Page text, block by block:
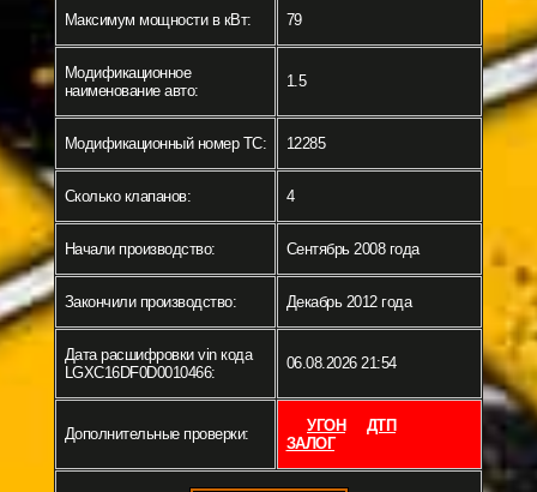
Максимум мощности в кВт: 79
Модификационное
наименование авто:
1.5
Модификационный номер ТС: 12285
Сколько клапанов: 4
Начали производство: Сентябрь 2008 года
Закончили производство: Декабрь 2012 года
Дата расшифровки vin кода
LGXC16DF0D0010466:
06.08.2026 21:54
Дополнительные проверки: УГОН
ДТП
ЗАЛОГ